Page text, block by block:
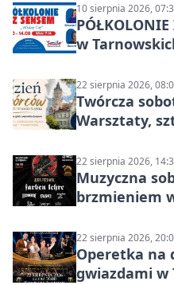
10 sierpnia 2026,
PÓŁKOLONIE
w
22 sierpnia 2026,
Twórcza
Warsztaty,
22 sierpnia 2026,
Muzyczna
brzmieniem
22 sierpnia 2026,
Operetka na
gwiazdami w